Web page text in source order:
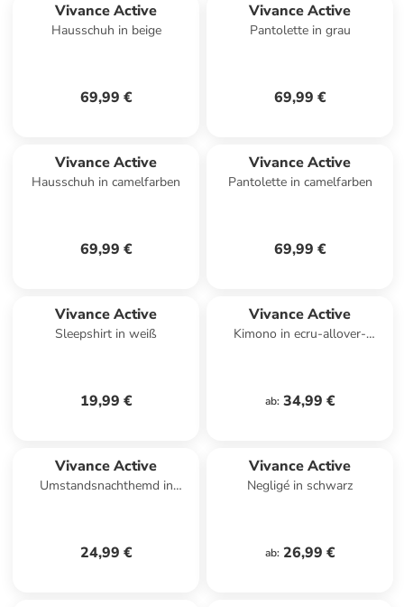
Vivance Active
Hausschuh in beige
69,99 €
Vivance Active
Pantolette in grau
69,99 €
Vivance Active
Hausschuh in camelfarben
69,99 €
Vivance Active
Pantolette in camelfarben
69,99 €
Vivance Active
Sleepshirt in weiß
19,99 €
Vivance Active
Kimono in ecru-allover-
ab: 34,99 €
Vivance Active
Umstandsnachthemd in
24,99 €
Vivance Active
Negligé in schwarz
ab: 26,99 €